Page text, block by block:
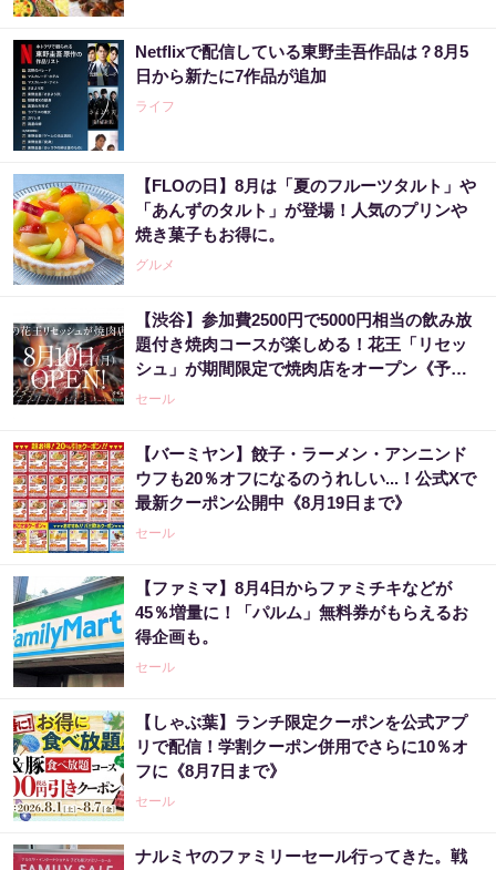
Netflixで配信している東野圭吾作品は？8月5
日から新たに7作品が追加
ライフ
【FLOの日】8月は「夏のフルーツタルト」や
「あんずのタルト」が登場！人気のプリンや
焼き菓子もお得に。
グルメ
【渋谷】参加費2500円で5000円相当の飲み放
題付き焼肉コースが楽しめる！花王「リセッ
シュ」が期間限定で焼肉店をオープン《予約
受付中》
セール
【バーミヤン】餃子・ラーメン・アンニンド
ウフも20％オフになるのうれしい...！公式Xで
最新クーポン公開中《8月19日まで》
セール
【ファミマ】8月4日からファミチキなどが
45％増量に！「パルム」無料券がもらえるお
得企画も。
セール
【しゃぶ葉】ランチ限定クーポンを公式アプ
リで配信！学割クーポン併用でさらに10％オ
フに《8月7日まで》
セール
ナルミヤのファミリーセール行ってきた。戦